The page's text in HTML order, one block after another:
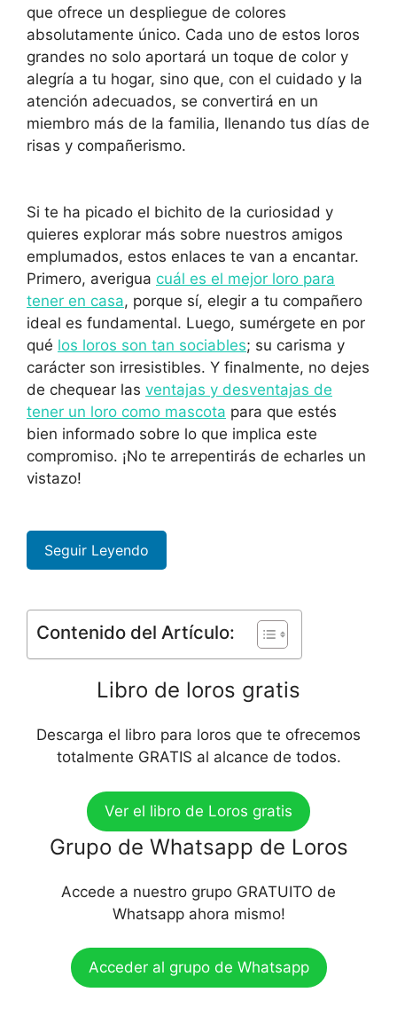
que ofrece un despliegue de colores
absolutamente único. Cada uno de estos loros
grandes no solo aportará un toque de color y
alegría a tu hogar, sino que, con el cuidado y la
atención adecuados, se convertirá en un
miembro más de la familia, llenando tus días de
risas y compañerismo.
Si te ha picado el bichito de la curiosidad y
quieres explorar más sobre nuestros amigos
emplumados, estos enlaces te van a encantar.
Primero, averigua cuál es el mejor loro para
tener en casa, porque sí, elegir a tu compañero
ideal es fundamental. Luego, sumérgete en por
qué los loros son tan sociables; su carisma y
carácter son irresistibles. Y finalmente, no dejes
de chequear las ventajas y desventajas de
tener un loro como mascota para que estés
bien informado sobre lo que implica este
compromiso. ¡No te arrepentirás de echarles un
vistazo!
Seguir Leyendo
Contenido del Artículo:
Libro de loros gratis
Descarga el libro para loros que te ofrecemos
totalmente GRATIS al alcance de todos.
Ver el libro de Loros gratis
Grupo de Whatsapp de Loros
Accede a nuestro grupo GRATUITO de
Whatsapp ahora mismo!
Acceder al grupo de Whatsapp